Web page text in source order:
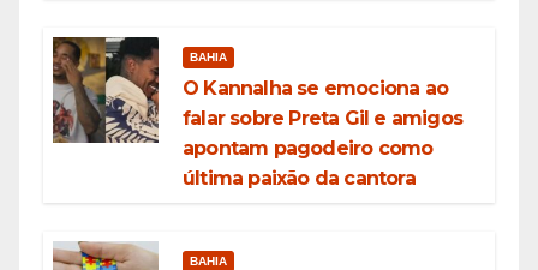
BAHIA
O Kannalha se emociona ao
falar sobre Preta Gil e amigos
apontam pagodeiro como
última paixão da cantora
BAHIA